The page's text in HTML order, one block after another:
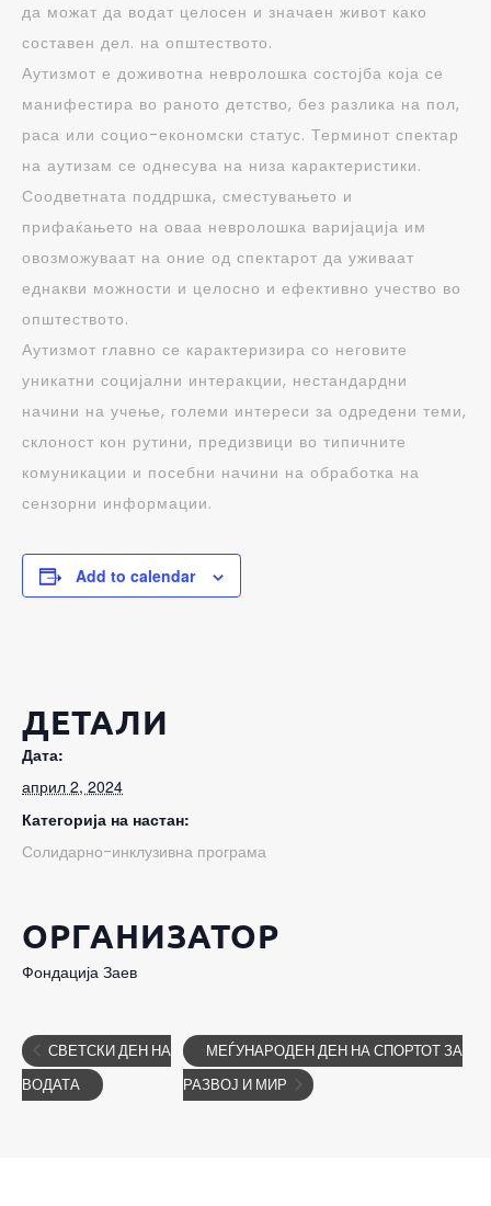
да можат да водат целосен и значаен живот како
составен дел. на општеството.
Аутизмот е доживотна невролошка состојба која се
манифестира во раното детство, без разлика на пол,
раса или социо-економски статус. Терминот спектар
на аутизам се однесува на низа карактеристики.
Соодветната поддршка, сместувањето и
прифаќањето на оваа невролошка варијација им
овозможуваат на оние од спектарот да уживаат
еднакви можности и целосно и ефективно учество во
општеството.
Аутизмот главно се карактеризира со неговите
уникатни социјални интеракции, нестандардни
начини на учење, големи интереси за одредени теми,
склоност кон рутини, предизвици во типичните
комуникации и посебни начини на обработка на
сензорни информации.
Add to calendar
ДЕТАЛИ
Дата:
април 2, 2024
Категорија на настан:
Солидарно-инклузивна програма
ОРГАНИЗАТОР
Фондација Заев
СВЕТСКИ ДЕН НА
ВОДАТА
МЕЃУНАРОДЕН ДЕН НА СПОРТОТ ЗА
РАЗВОЈ И МИР